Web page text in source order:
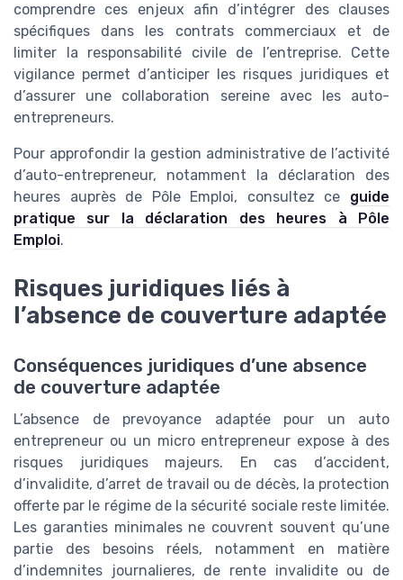
comprendre ces enjeux afin d’intégrer des clauses
spécifiques dans les contrats commerciaux et de
limiter la responsabilité civile de l’entreprise. Cette
vigilance permet d’anticiper les risques juridiques et
d’assurer une collaboration sereine avec les auto-
entrepreneurs.
Pour approfondir la gestion administrative de l’activité
d’auto-entrepreneur, notamment la déclaration des
heures auprès de Pôle Emploi, consultez ce guide
pratique sur la déclaration des heures à Pôle
Emploi.
Risques juridiques liés à
l’absence de couverture adaptée
Conséquences juridiques d’une absence
de couverture adaptée
L’absence de prevoyance adaptée pour un auto
entrepreneur ou un micro entrepreneur expose à des
risques juridiques majeurs. En cas d’accident,
d’invalidite, d’arret de travail ou de décès, la protection
offerte par le régime de la sécurité sociale reste limitée.
Les garanties minimales ne couvrent souvent qu’une
partie des besoins réels, notamment en matière
d’indemnites journalieres, de rente invalidite ou de